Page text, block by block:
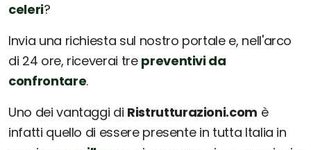
celeri?
Invia una richiesta sul nostro portale e, nell'arco
di 24 ore, riceverai tre preventivi da
confrontare.
Uno dei vantaggi di Ristrutturazioni.com è
infatti quello di essere presente in tutta Italia in